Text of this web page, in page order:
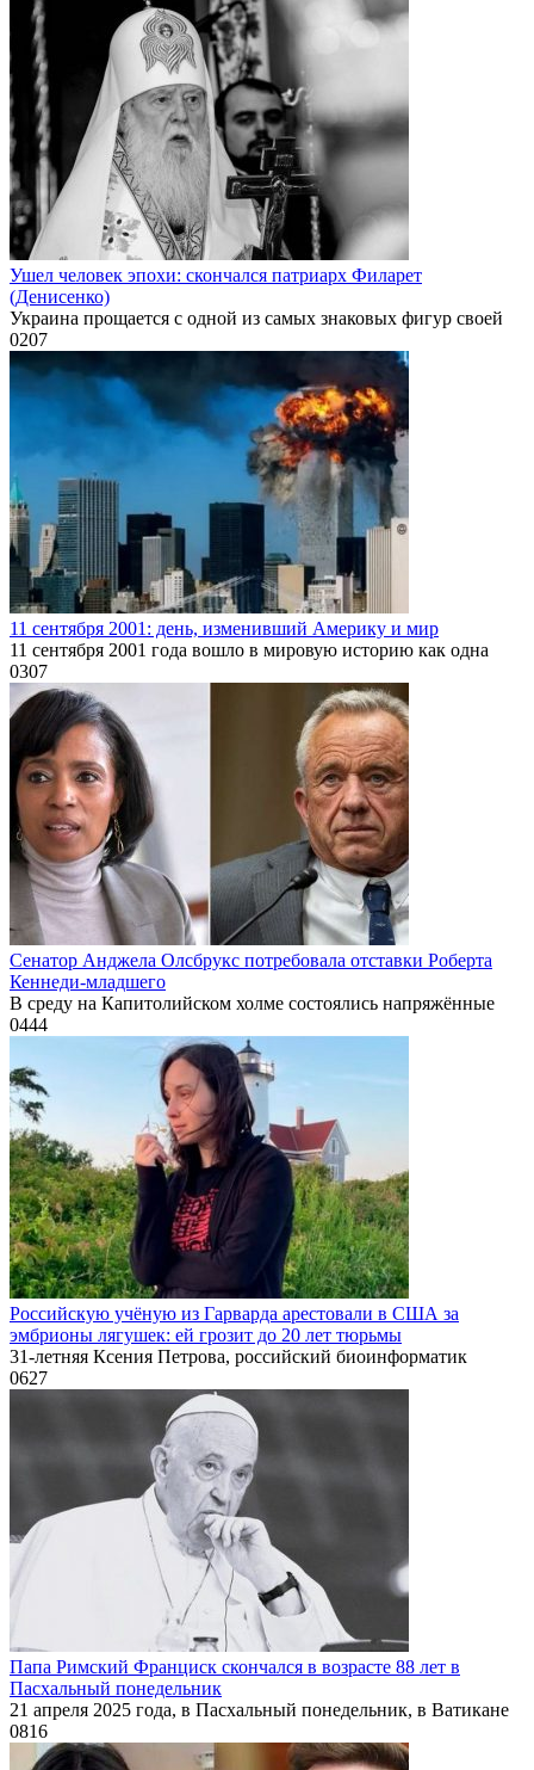
Ушел человек эпохи: скончался патриарх Филарет
(Денисенко)
Украина прощается с одной из самых знаковых фигур своей
0207
11 сентября 2001: день, изменивший Америку и мир
11 сентября 2001 года вошло в мировую историю как одна
0307
Сенатор Анджела Олсбрукс потребовала отставки Роберта
Кеннеди-младшего
В среду на Капитолийском холме состоялись напряжённые
0444
Российскую учёную из Гарварда арестовали в США за
эмбрионы лягушек: ей грозит до 20 лет тюрьмы
31-летняя Ксения Петрова, российский биоинформатик
0627
Папа Римский Франциск скончался в возрасте 88 лет в
Пасхальный понедельник
21 апреля 2025 года, в Пасхальный понедельник, в Ватикане
0816